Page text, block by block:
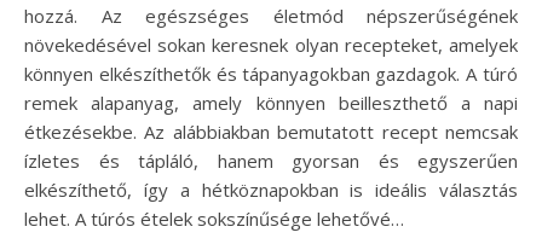
hozzá. Az egészséges életmód népszerűségének
növekedésével sokan keresnek olyan recepteket, amelyek
könnyen elkészíthetők és tápanyagokban gazdagok. A túró
remek alapanyag, amely könnyen beilleszthető a napi
étkezésekbe. Az alábbiakban bemutatott recept nemcsak
ízletes és tápláló, hanem gyorsan és egyszerűen
elkészíthető, így a hétköznapokban is ideális választás
lehet. A túrós ételek sokszínűsége lehetővé…